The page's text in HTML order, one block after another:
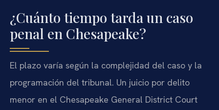
¿Cuánto tiempo tarda un caso
penal en Chesapeake?
El plazo varía según la complejidad del caso y la
programación del tribunal. Un juicio por delito
menor en el Chesapeake General District Court